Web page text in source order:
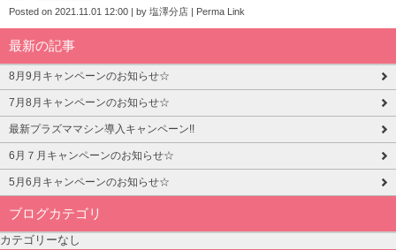
Posted on 2021.11.01 12:00 | by 塩澤分店 | Perma Link
最新の記事
8月9月キャンペーンのお知らせ☆
7月8月キャンペーンのお知らせ☆
最新プラズママシン導入キャンペーン!!
6月７月キャンペーンのお知らせ☆
5月6月キャンペーンのお知らせ☆
ブログカテゴリ
カテゴリーなし